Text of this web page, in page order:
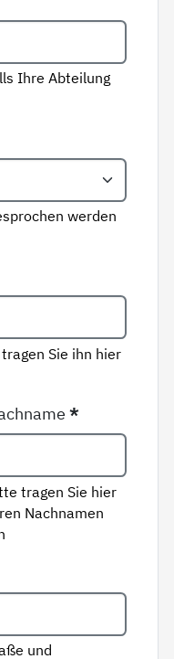
Ihre Abteilung
werden
Sie ihn hier
*
tragen Sie hier
Nachnamen
und